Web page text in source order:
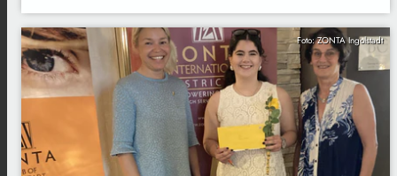
Foto: ZONTA Ingolstadt